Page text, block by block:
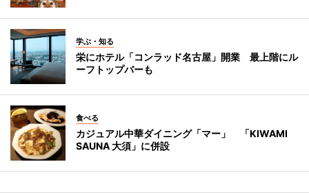
学ぶ・知る
栄にホテル「コンラッド名古屋」開業 最上階にル
ーフトップバーも
食べる
カジュアル中華ダイニング「マー」 「KIWAMI
SAUNA 大須」に併設